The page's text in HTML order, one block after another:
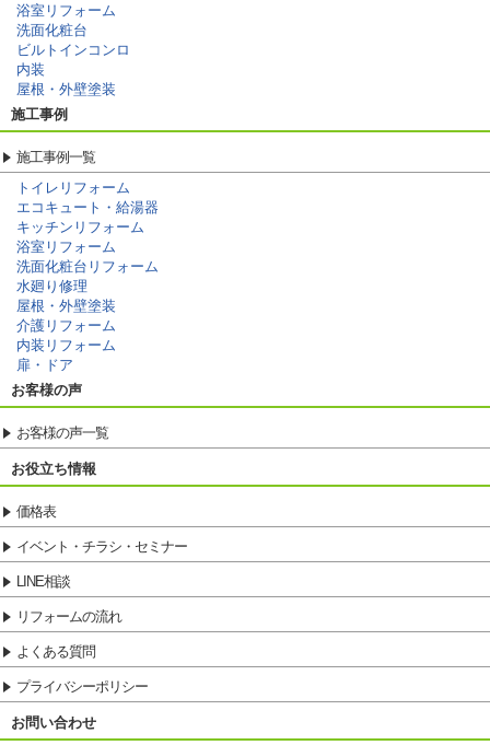
浴室リフォーム
洗面化粧台
ビルトインコンロ
内装
屋根・外壁塗装
施工事例
施工事例一覧
トイレリフォーム
エコキュート・給湯器
キッチンリフォーム
浴室リフォーム
洗面化粧台リフォーム
水廻り修理
屋根・外壁塗装
介護リフォーム
内装リフォーム
扉・ドア
お客様の声
お客様の声一覧
お役立ち情報
価格表
イベント・チラシ・セミナー
LINE相談
リフォームの流れ
よくある質問
プライバシーポリシー
お問い合わせ